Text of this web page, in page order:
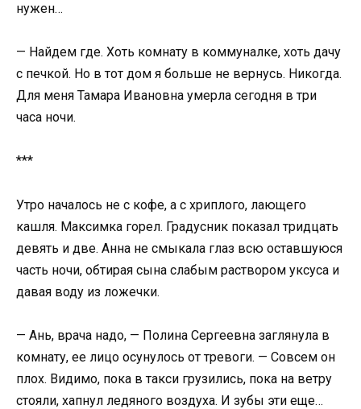
нужен…
— Найдем где. Хоть комнату в коммуналке, хоть дачу
с печкой. Но в тот дом я больше не вернусь. Никогда.
Для меня Тамара Ивановна умерла сегодня в три
часа ночи.
***
Утро началось не с кофе, а с хриплого, лающего
кашля. Максимка горел. Градусник показал тридцать
девять и две. Анна не смыкала глаз всю оставшуюся
часть ночи, обтирая сына слабым раствором уксуса и
давая воду из ложечки.
— Ань, врача надо, — Полина Сергеевна заглянула в
комнату, ее лицо осунулось от тревоги. — Совсем он
плох. Видимо, пока в такси грузились, пока на ветру
стояли, хапнул ледяного воздуха. И зубы эти еще…